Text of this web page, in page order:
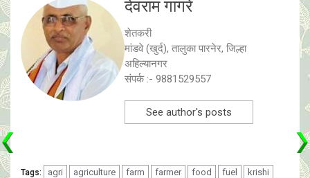
देवराम गागरे
शेतकरी
मांडवे (खुर्द), तालुका पारनेर, जिल्हा
अहिल्यानगर
संपर्क :- 9881529557
See author's posts
Tags: agri agriculture farm farmer food fuel
krishi